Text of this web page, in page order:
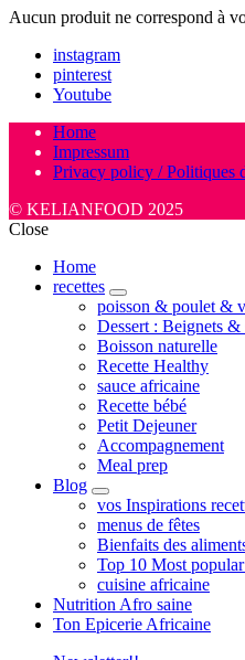
Aucun produit ne correspond à
instagram
pinterest
Youtube
Home
Impressum
Privacy policy / Politiques
© KELIANFOOD 2025
Close
Home
recettes
expand
child
menu
poisson & poulet &
Dessert : Beignets &
Boisson naturelle
Recette Healthy
sauce africaine
Recette bébé
Petit Dejeuner
Accompagnement
Meal prep
Blog
expand
child
menu
vos Inspirations
menus de fêtes
Bienfaits des
Top 10 Most
cuisine africaine
Nutrition Afro saine
Ton Epicerie Africaine